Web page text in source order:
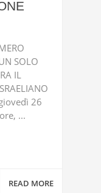
SOLO
IL
26
...
READ MORE